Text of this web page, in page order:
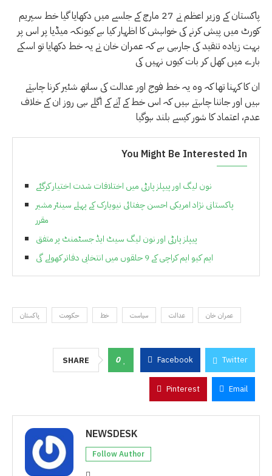
پاکستان کے وزیر اعظم نے 27 مارچ کے جلسے میں دکھایا گیا خط سپریم
کورٹ میں پیش کرنے کی خواہش کا اظہار کیا ہے کیونکہ میڈیا پر اس پر
بہت زیادہ تنقید کی جارہی ہے کہ عمران خان نے یہ خط دکھایا تو اسکے
بارے میں کھل کر بات کیوں نہیں کی
ان کا کہنا تھا کہ وہ یہ خط فوج اور عدالت کی ساتھ شئیر کرنا چاہتے
ہیں اور جاننا چاہتے ہیں کہ اس خط کے آنے کے اگلے ہی روز ان کے خلاف
عدم، اعتماد کا شور کیسے بلند ہوگیا
You Might Be Interested In
نون لیگ اور پیپلز پارٹی میں اختلافات شدت اختیار کرگئے
پاکستانی نژاد امریکی احسن چغتائی نیویارک کے پہلے سینئر مشیر
مقرر
پیپلز پارٹی اور نون لیگ سیٹ ایڈ جسٹمنٹ پر متفق
ایم کیو ایم کراچی کے 9 حلقوں میں انتخابی دفاتر کھولے گی
پاکستان حکومت خط سیاست عدالت عمران خان
SHARE 0 Facebook Twitter
Pinterest Email
NEWSDESK
Follow Author